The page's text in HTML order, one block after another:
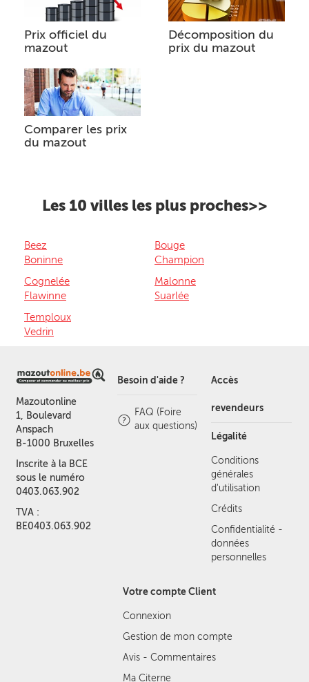
Prix officiel du
mazout
Décomposition du
prix du mazout
Comparer les prix
du mazout
Les 10 villes les plus proches>>
Beez
Boninne
Bouge
Champion
Cognelée
Flawinne
Malonne
Suarlée
Temploux
Vedrin
Mazoutonline
1, Boulevard
Anspach
B-1000 Bruxelles
Inscrite à la BCE
sous le numéro
0403.063.902
TVA :
BE0403.063.902
Besoin d'aide ?
FAQ (Foire
aux questions)
Accès
revendeurs
Légalité
Conditions
générales
d'utilisation
Crédits
Confidentialité -
données
personnelles
Votre compte Client
Connexion
Gestion de mon compte
Avis - Commentaires
Ma Citerne